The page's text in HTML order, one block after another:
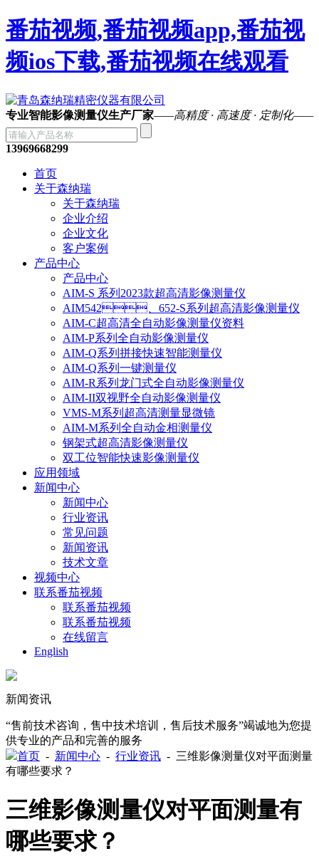
番茄视频,番茄视频app,番茄视
频ios下载,番茄视频在线观看
专业智能影像测量仪生产厂家——高精度 · 高速度 · 定制化——
13969668299
首页
关于森纳瑞
关于森纳瑞
企业介绍
企业文化
客户案例
产品中心
产品中心
AIM-S 系列2023款超高清影像测量仪
AIM542、652-S系列超高清影像测量仪
AIM-C超高清全自动影像测量仪资料
AIM-P系列全自动影像测量仪
AIM-Q系列拼接快速智能测量仪
AIM-Q系列一键测量仪
AIM-R系列龙门式全自动影像测量仪
AIM-II双视野全自动影像测量仪
VMS-M系列超高清测量显微镜
AIM-M系列全自动金相测量仪
钢架式超高清影像测量仪
双工位智能快速影像测量仪
应用领域
新闻中心
新闻中心
行业资讯
常见问题
新闻资讯
技术文章
视频中心
联系番茄视频
联系番茄视频
联系番茄视频
在线留言
English
新闻资讯
“售前技术咨询，售中技术培训，售后技术服务”竭诚地为您提
供专业的产品和完善的服务
首页 - 新闻中心 - 行业资讯 - 三维影像测量仪对平面测量
有哪些要求？
三维影像测量仪对平面测量有
哪些要求？